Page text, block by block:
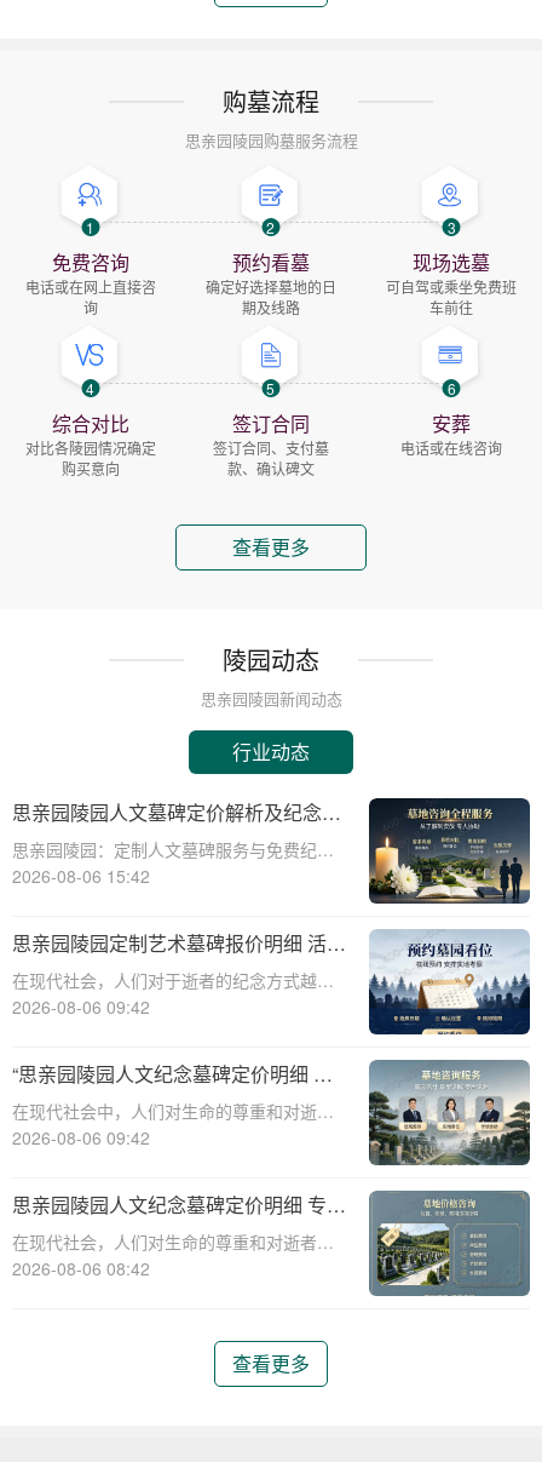
购墓流程
思亲园陵园购墓服务流程
1
免费咨询
电话或在网上直接咨
询
2
预约看墓
确定好选择墓地的日
期及线路
3
现场选墓
可自驾或乘坐免费班
车前往
4
综合对比
对比各陵园情况确定
购买意向
5
签订合同
签订合同、支付墓
款、确认碑文
6
安葬
电话或在线咨询
查看更多
陵园动态
思亲园陵园新闻动态
行业动态
思亲园陵园人文墓碑定价解析及纪念空
间免费使用政策说明
思亲园陵园：定制人文墓碑服务与免费纪念
空间详解☎ 思亲园陵园电话:400-838-5063
构，始终致力于为用户提供高品质的墓碑定
制服务。本文将为您详细解析思亲园陵
2026-08-06 15:42
思亲园陵园定制艺术墓碑报价明细 活动
减免设计雕刻费用详解
在现代社会，人们对于逝者的纪念方式越来
越注重个性化与艺术性。思亲园陵园作为一
碑的服务，以满足客户对于纪念逝者的独特
需求。本文将详细介绍思亲园陵园定制艺术
墓碑的报价
2026-08-06 09:42
“思亲园陵园人文纪念墓碑定价明细 专
属追思场地购墓即享”
在现代社会中，人们对生命的尊重和对逝者
的缅怀日益增长，这使得陵园和墓碑的选择
陵园机构，提供了一系列的人文纪念墓碑和
专属追思场地，旨在为家属提供一个庄严而
温馨的纪念
2026-08-06 09:42
思亲园陵园人文纪念墓碑定价明细 专属
追思场地购墓即享详解
在现代社会，人们对生命的尊重和对逝者的
缅怀日益增长，因此，陵园和墓碑的选择成
和追思场地服务，旨在为家属提供一个庄
2026-08-06 08:42
查看更多